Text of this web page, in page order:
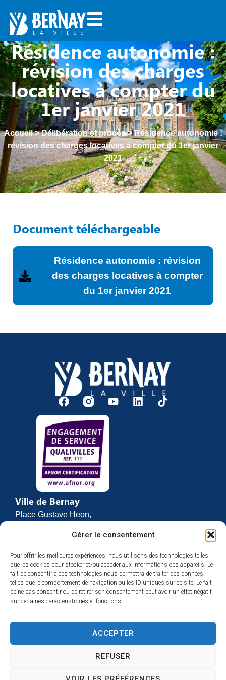
Gérer le consentement
Pour offrir les meilleures expériences, nous utilisons des technologies telles
que les cookies pour stocker et/ou accéder aux informations des appareils. Le
fait de consentir à ces technologies nous permettra de traiter des données
telles que le comportement de navigation ou les ID uniques sur ce site. Le fait
de ne pas consentir ou de retirer son consentement peut avoir un effet négatif
sur certaines caractéristiques et fonctions.
ACCEPTER
REFUSER
Résidence autonomie :
révision des charges
locatives à compter du
1er janvier 2021
Accueil>Délibération et procès>Résidence autonomie :
révision des charges locatives à compter du 1er janvier
2021
Document téléchargeable
Résidence autonomie : révision
des charges locatives à compter
du 1er janvier 2021
Ville de Bernay
Place Gustave Heon,
27307 BERNAY
02 32 46 63 00
Contact
Horaires d’ouverture
Du lundi au vendredi :
et de 13h30 à 17h